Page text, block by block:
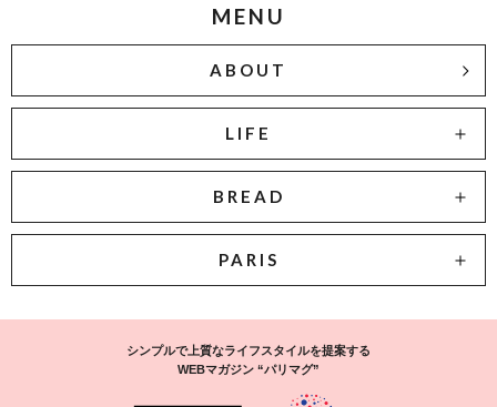
MENU
ABOUT
LIFE
BREAD
PARIS
シンプルで上質なライフスタイルを提案する
WEBマガジン “パリマグ”